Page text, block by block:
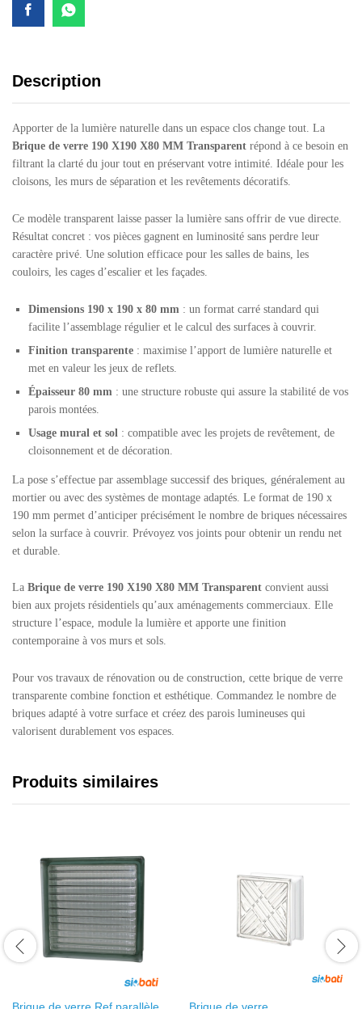
Description
Apporter de la lumière naturelle dans un espace clos change tout. La
Brique de verre 190 X190 X80 MM Transparent répond à ce besoin en
filtrant la clarté du jour tout en préservant votre intimité. Idéale pour les
cloisons, les murs de séparation et les revêtements décoratifs.
Ce modèle transparent laisse passer la lumière sans offrir de vue directe.
Résultat concret : vos pièces gagnent en luminosité sans perdre leur
caractère privé. Une solution efficace pour les salles de bains, les
couloirs, les cages d’escalier et les façades.
Dimensions 190 x 190 x 80 mm : un format carré standard qui
facilite l’assemblage régulier et le calcul des surfaces à couvrir.
Finition transparente : maximise l’apport de lumière naturelle et
met en valeur les jeux de reflets.
Épaisseur 80 mm : une structure robuste qui assure la stabilité de vos
parois montées.
Usage mural et sol : compatible avec les projets de revêtement, de
cloisonnement et de décoration.
La pose s’effectue par assemblage successif des briques, généralement au
mortier ou avec des systèmes de montage adaptés. Le format de 190 x
190 mm permet d’anticiper précisément le nombre de briques nécessaires
selon la surface à couvrir. Prévoyez vos joints pour obtenir un rendu net
et durable.
La Brique de verre 190 X190 X80 MM Transparent convient aussi
bien aux projets résidentiels qu’aux aménagements commerciaux. Elle
structure l’espace, module la lumière et apporte une finition
contemporaine à vos murs et sols.
Pour vos travaux de rénovation ou de construction, cette brique de verre
transparente combine fonction et esthétique. Commandez le nombre de
briques adapté à votre surface et créez des parois lumineuses qui
valorisent durablement vos espaces.
Produits similaires